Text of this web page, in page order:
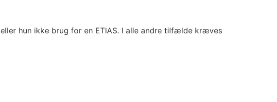
hun ikke brug for en ETIAS. I alle andre tilfælde kræves